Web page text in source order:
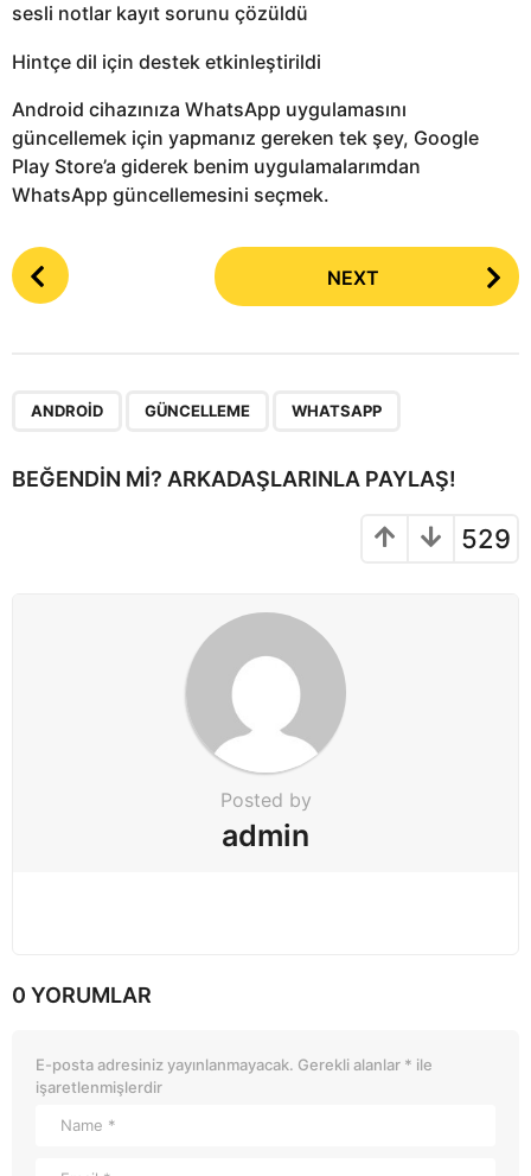
sesli notlar kayıt sorunu çözüldü
Hintçe dil için destek etkinleştirildi
Android cihazınıza WhatsApp uygulamasını
güncellemek için yapmanız gereken tek şey, Google
Play Store’a giderek benim uygulamalarımdan
WhatsApp güncellemesini seçmek.
P
o
i
NEXT
ANDROID GÜNCELLEME WHATSAPP
BEĞENDIN MI? ARKADAŞLARINLA PAYLAŞ!
529
Posted by
admin
0 YORUMLAR
E-posta adresiniz yayınlanmayacak. Gerekli alanlar * ile
işaretlenmişlerdir